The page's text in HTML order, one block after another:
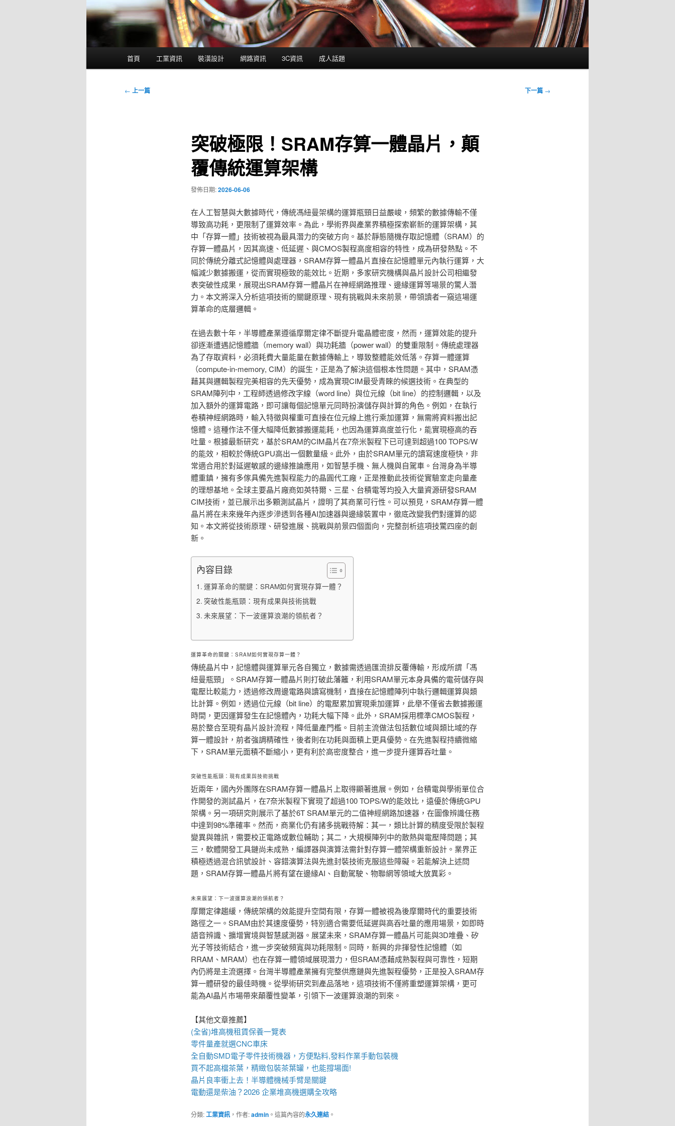
首頁 工業資訊 裝潢設計 網路資訊 3C資訊 成人話題
文
← 上一篇 下一篇 →
突破極限！SRAM存算一體晶片，顛
覆傳統運算架構
發佈日期:2026-06-06
在人工智慧與大數據時代，傳統馮紐曼架構的運算瓶頸日益嚴峻，頻繁的數據傳輸不僅
導致高功耗，更限制了運算效率。為此，學術界與產業界積極探索嶄新的運算架構，其
中「存算一體」技術被視為最具潛力的突破方向。基於靜態隨機存取記憶體（SRAM）的
存算一體晶片，因其高速、低延遲、與CMOS製程高度相容的特性，成為研發熱點。不
同於傳統分離式記憶體與處理器，SRAM存算一體晶片直接在記憶體單元內執行運算，大
幅減少數據搬運，從而實現極致的能效比。近期，多家研究機構與晶片設計公司相繼發
表突破性成果，展現出SRAM存算一體晶片在神經網路推理、邊緣運算等場景的驚人潛
力。本文將深入分析這項技術的關鍵原理、現有挑戰與未來前景，帶領讀者一窺這場運
算革命的底層邏輯。
在過去數十年，半導體產業遵循摩爾定律不斷提升電晶體密度，然而，運算效能的提升
卻逐漸遭遇記憶體牆（memory wall）與功耗牆（power wall）的雙重限制。傳統處理器
為了存取資料，必須耗費大量能量在數據傳輸上，導致整體能效低落。存算一體運算
（compute-in-memory, CIM）的誕生，正是為了解決這個根本性問題。其中，SRAM憑
藉其與邏輯製程完美相容的先天優勢，成為實現CIM最受青睞的候選技術。在典型的
SRAM陣列中，工程師透過修改字線（word line）與位元線（bit line）的控制邏輯，以及
加入額外的運算電路，即可讓每個記憶單元同時扮演儲存與計算的角色。例如，在執行
卷積神經網路時，輸入特徵與權重可直接在位元線上進行乘加運算，無需將資料搬出記
憶體。這種作法不僅大幅降低數據搬運能耗，也因為運算高度並行化，能實現極高的吞
吐量。根據最新研究，基於SRAM的CIM晶片在7奈米製程下已可達到超過100 TOPS/W
的能效，相較於傳統GPU高出一個數量級。此外，由於SRAM單元的讀寫速度極快，非
常適合用於對延遲敏感的邊緣推論應用，如智慧手機、無人機與自駕車。台灣身為半導
體重鎮，擁有多傢具備先進製程能力的晶圓代工廠，正是推動此技術從實驗室走向量產
的理想基地。全球主要晶片廠商如英特爾、三星、台積電等均投入大量資源研發SRAM
CIM技術，並已展示出多顆測試晶片，證明了其商業可行性。可以預見，SRAM存算一體
晶片將在未來幾年內逐步滲透到各種AI加速器與邊緣裝置中，徹底改變我們對運算的認
知。本文將從技術原理、研發進展、挑戰與前景四個面向，完整剖析這項技驚四座的創
新。
內容目錄
運算革命的關鍵：SRAM如何實現存算一體？
突破性能瓶頸：現有成果與技術挑戰
未來展望：下一波運算浪潮的領航者？
運算革命的關鍵：SRAM如何實現存算一體？
傳統晶片中，記憶體與運算單元各自獨立，數據需透過匯流排反覆傳輸，形成所謂「馮
紐曼瓶頸」。SRAM存算一體晶片則打破此藩籬，利用SRAM單元本身具備的電荷儲存與
電壓比較能力，透過修改周邊電路與讀寫機制，直接在記憶體陣列中執行邏輯運算與類
比計算。例如，透過位元線（bit line）的電壓累加實現乘加運算，此舉不僅省去數據搬運
時間，更因運算發生在記憶體內，功耗大幅下降。此外，SRAM採用標準CMOS製程，
易於整合至現有晶片設計流程，降低量產門檻。目前主流做法包括數位域與類比域的存
算一體設計，前者強調精確性，後者則在功耗與面積上更具優勢。在先進製程持續微縮
下，SRAM單元面積不斷縮小，更有利於高密度整合，進一步提升運算吞吐量。
突破性能瓶頸：現有成果與技術挑戰
近兩年，國內外團隊在SRAM存算一體晶片上取得顯著進展。例如，台積電與學術單位合
作開發的測試晶片，在7奈米製程下實現了超過100 TOPS/W的能效比，遠優於傳統GPU
架構。另一項研究則展示了基於6T SRAM單元的二值神經網路加速器，在圖像辨識任務
中達到98%準確率。然而，商業化仍有諸多挑戰待解：其一，類比計算的精度受限於製程
變異與雜訊，需要校正電路或數位輔助；其二，大規模陣列中的散熱與電壓降問題；其
三，軟體開發工具鏈尚未成熟，編譯器與演算法需針對存算一體架構重新設計。業界正
積極透過混合訊號設計、容錯演算法與先進封裝技術克服這些障礙。若能解決上述問
題，SRAM存算一體晶片將有望在邊緣AI、自動駕駛、物聯網等領域大放異彩。
未來展望：下一波運算浪潮的領航者？
摩爾定律趨緩，傳統架構的效能提升空間有限，存算一體被視為後摩爾時代的重要技術
路徑之一。SRAM由於其速度優勢，特別適合需要低延遲與高吞吐量的應用場景，如即時
語音辨識、擴增實境與智慧感測器。展望未來，SRAM存算一體晶片可能與3D堆疊、矽
光子等技術結合，進一步突破頻寬與功耗限制。同時，新興的非揮發性記憶體（如
RRAM、MRAM）也在存算一體領域展現潛力，但SRAM憑藉成熟製程與可靠性，短期
內仍將是主流選擇。台灣半導體產業擁有完整供應鏈與先進製程優勢，正是投入SRAM存
算一體研發的最佳時機。從學術研究到產品落地，這項技術不僅將重塑運算架構，更可
能為AI晶片市場帶來顛覆性變革，引領下一波運算浪潮的到來。
【其他文章推薦】
(全省)堆高機租賃保養一覽表
零件量產就選CNC車床
全自動SMD電子零件技術機器，方便點料,發料作業手動包裝機
買不起高檔茶葉，精緻包裝茶葉罐，也能撐場面!
晶片良率衝上去！ 半導體機械手臂是關鍵
電動還是柴油？2026 企業堆高機選購全攻略
分類:工業資訊，作者:admin。這篇內容的永久連結。